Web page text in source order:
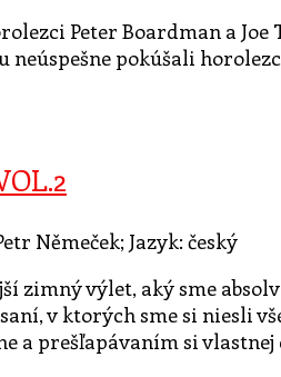
Peter Boardman a
neúspešne pokúšali
Němeček; Jazyk: český
zimný výlet, aký sme
v ktorých sme si niesli
a prešľapávaním si vlastnej